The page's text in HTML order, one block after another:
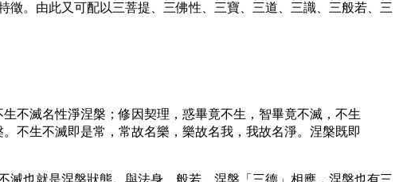
。由此又可配以三菩提、三佛性、三寶、三道、三識、三般若、三
不滅名性淨涅槃；修因契理，惑畢竟不生，智畢竟不滅，不生
不生不滅即是常，常故名樂，樂故名我，我故名淨。涅槃既即
也就是涅槃狀態。與法身、般若、涅槃「三德」相應，涅槃也有三